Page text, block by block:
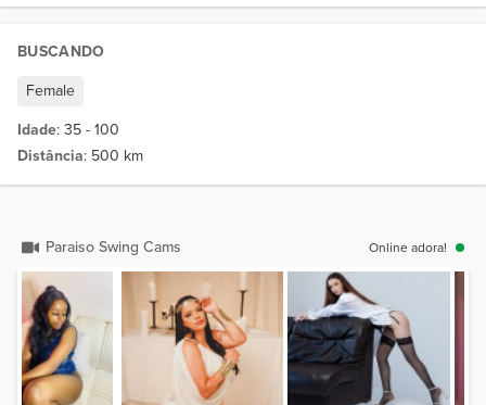
BUSCANDO
Female
Idade: 35 - 100
Distância: 500 km
Paraiso Swing Cams Online adora!